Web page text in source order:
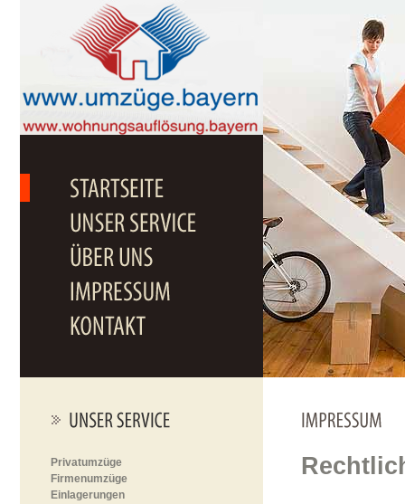
Privatumzüge
Firmenumzüge
Einlagerungen